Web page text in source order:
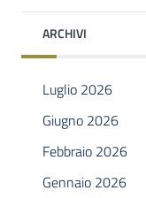
ARCHIVI
Luglio 2026
Giugno 2026
Febbraio 2026
Gennaio 2026